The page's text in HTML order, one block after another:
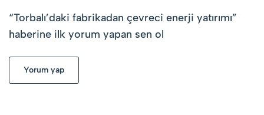
“Torbalı’daki fabrikadan çevreci enerji yatırımı”
haberine ilk yorum yapan sen ol
Yorum yap